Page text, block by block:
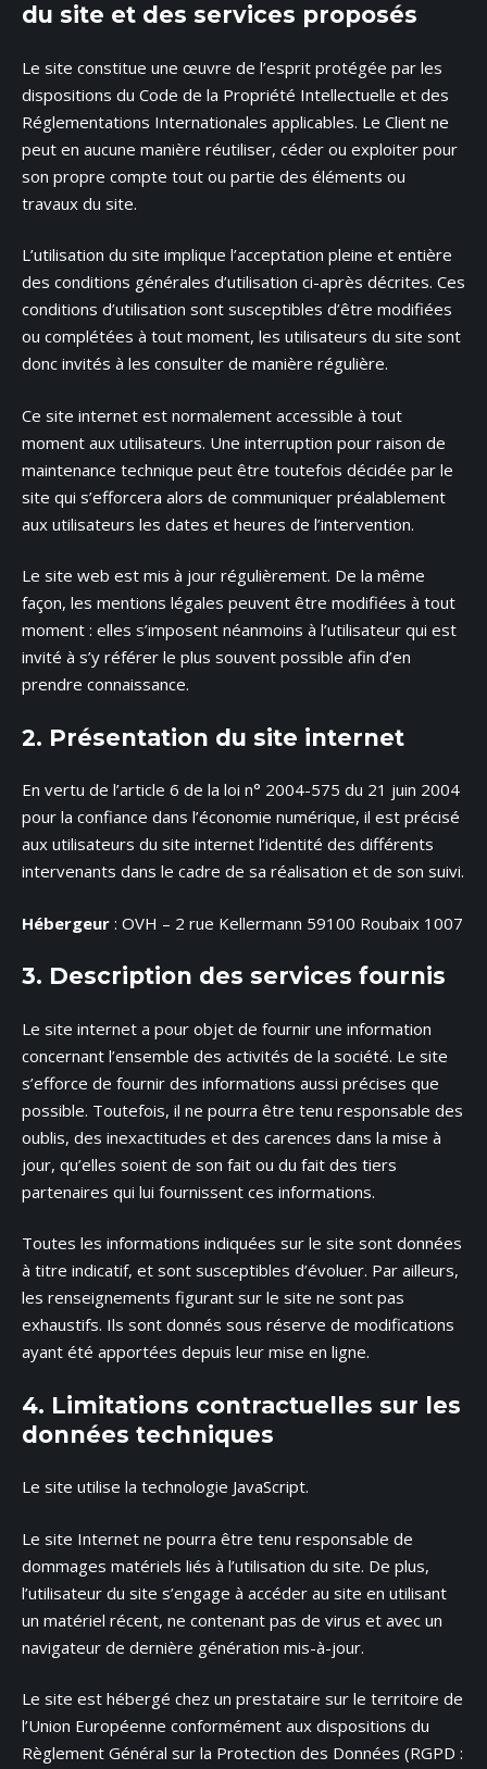
du site et des services proposés
Le site constitue une œuvre de l’esprit protégée par les
dispositions du Code de la Propriété Intellectuelle et des
Réglementations Internationales applicables. Le Client ne
peut en aucune manière réutiliser, céder ou exploiter pour
son propre compte tout ou partie des éléments ou
travaux du site.
L’utilisation du site implique l’acceptation pleine et entière
des conditions générales d’utilisation ci-après décrites. Ces
conditions d’utilisation sont susceptibles d’être modifiées
ou complétées à tout moment, les utilisateurs du site sont
donc invités à les consulter de manière régulière.
Ce site internet est normalement accessible à tout
moment aux utilisateurs. Une interruption pour raison de
maintenance technique peut être toutefois décidée par le
site qui s’efforcera alors de communiquer préalablement
aux utilisateurs les dates et heures de l’intervention.
Le site web est mis à jour régulièrement. De la même
façon, les mentions légales peuvent être modifiées à tout
moment : elles s’imposent néanmoins à l’utilisateur qui est
invité à s’y référer le plus souvent possible afin d’en
prendre connaissance.
2. Présentation du site internet
En vertu de l’article 6 de la loi n° 2004-575 du 21 juin 2004
pour la confiance dans l’économie numérique, il est précisé
aux utilisateurs du site internet l’identité des différents
intervenants dans le cadre de sa réalisation et de son suivi.
Hébergeur : OVH – 2 rue Kellermann 59100 Roubaix 1007
3. Description des services fournis
Le site internet a pour objet de fournir une information
concernant l’ensemble des activités de la société. Le site
s’efforce de fournir des informations aussi précises que
possible. Toutefois, il ne pourra être tenu responsable des
oublis, des inexactitudes et des carences dans la mise à
jour, qu’elles soient de son fait ou du fait des tiers
partenaires qui lui fournissent ces informations.
Toutes les informations indiquées sur le site sont données
à titre indicatif, et sont susceptibles d’évoluer. Par ailleurs,
les renseignements figurant sur le site ne sont pas
exhaustifs. Ils sont donnés sous réserve de modifications
ayant été apportées depuis leur mise en ligne.
4. Limitations contractuelles sur les
données techniques
Le site utilise la technologie JavaScript.
Le site Internet ne pourra être tenu responsable de
dommages matériels liés à l’utilisation du site. De plus,
l’utilisateur du site s’engage à accéder au site en utilisant
un matériel récent, ne contenant pas de virus et avec un
navigateur de dernière génération mis-à-jour.
Le site est hébergé chez un prestataire sur le territoire de
l’Union Européenne conformément aux dispositions du
Règlement Général sur la Protection des Données (RGPD :